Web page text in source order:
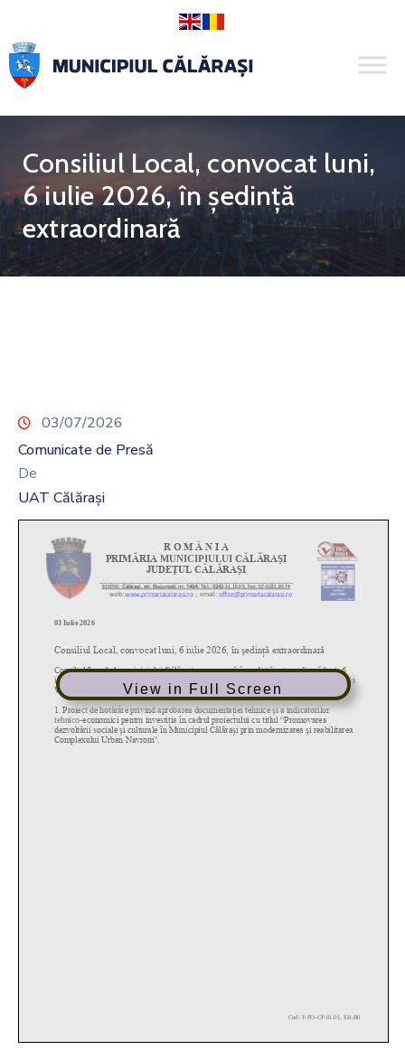
Consiliul Local, convocat luni,
6 iulie 2026, în ședință
extraordinară
03/07/2026
Comunicate de Presă
De
UAT Călărași
View in Full Screen